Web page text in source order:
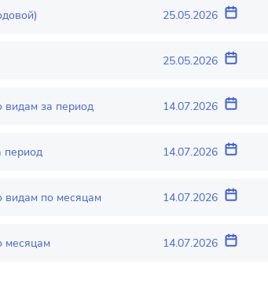
25.05.2026
25.05.2026
видам за период 14.07.2026
период 14.07.2026
видам по месяцам 14.07.2026
месяцам 14.07.2026